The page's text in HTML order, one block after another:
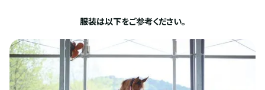
服装は以下をご参考ください。